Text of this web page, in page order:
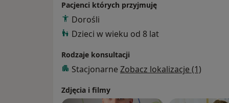
Terapia Manualna wg Koncepcji Maitland
Kinezyterapia w praktyce, Praktyczna
Współczesna kinezyterapia, Praktyczna
Stopa – nasza podpora, Centrum Sportu i
Tułów – baza do ruchu, Centrum Sportu i
Masaż Tkanek Głębokich w ujęciu
Taping w fizjoterapii i masażu, Projekt
Pacjenci których przyjmuję
Dorośli
Dzieci w wieku od 8 lat
Rodzaje konsultacji
Stacjonarne Zobacz lokalizacje (1)
Zdjęcia i filmy